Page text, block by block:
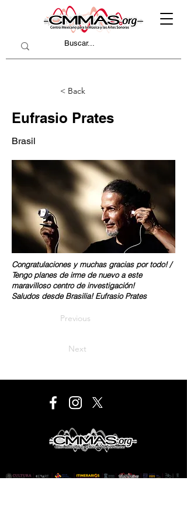
< Back
Eufrasio Prates
Brasil
Congratulaciones y muchas gracias por todo! /
Tengo planes de irme de nuevo a este
maravilloso centro de investigación!
Saludos desde Brasilia! Eufrasio Prates
Previous
Next